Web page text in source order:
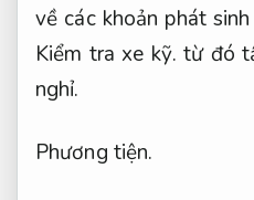
về các khoản phát
Kiểm tra xe kỹ. từ đó
nghỉ.
Phương tiện.